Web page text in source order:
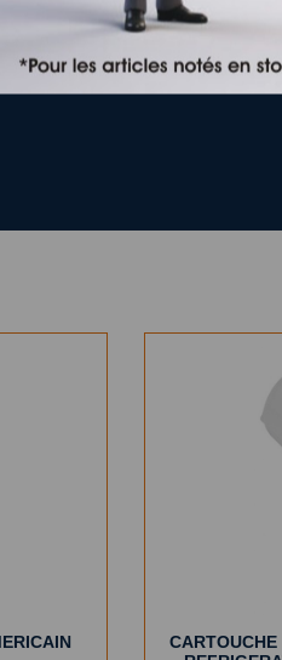
la liste ci-dessous